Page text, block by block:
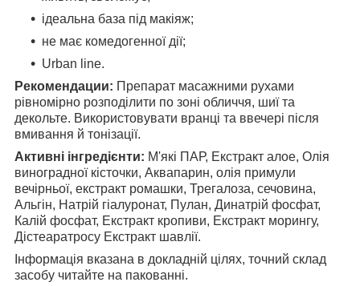
ідеальна база під макіяж;
не має комедогенної дії;
Urban line.
Рекомендации: Препарат масажними рухами
рівномірно розподілити по зоні обличчя, шиї та
декольте. Використовувати вранці та ввечері після
вмивання й тонізації.
Активні інгредієнти: М'які ПАР, Екстракт алое, Олія
виноградної кісточки, Аквапарин, олія примули
вечірньої, екстракт ромашки, Трегалоза, сечовина,
Альгін, Натрій гіалуронат, Пулан, Динатрій фосфат,
Калій фосфат, Екстракт кропиви, Екстракт морингу,
Дістеаратросу Екстракт шавлії.
Інформація вказана в докладній цілях, точний склад
засобу читайте на пакованні.